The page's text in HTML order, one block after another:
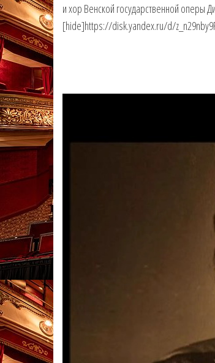
и хор Венской государственной
[hide]https://disk.yandex.ru/d/